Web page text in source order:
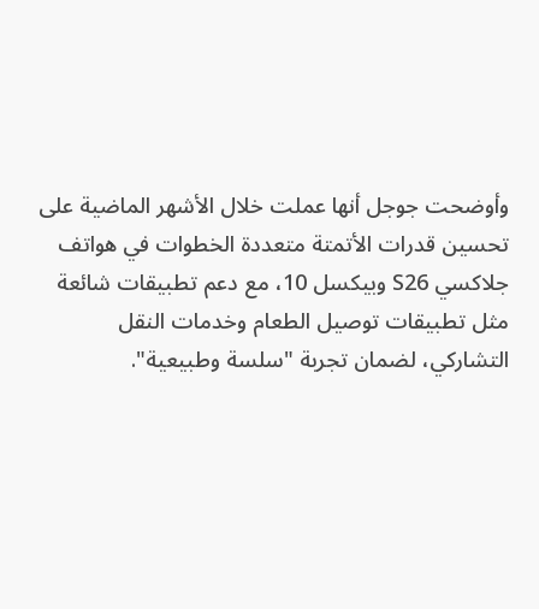
وأوضحت جوجل أنها عملت خلال الأشهر الماضية على
تحسين قدرات الأتمتة متعددة الخطوات في هواتف
جلاكسي S26 وبيكسل 10، مع دعم تطبيقات شائعة
مثل تطبيقات توصيل الطعام وخدمات النقل
التشاركي، لضمان تجربة "سلسة وطبيعية".